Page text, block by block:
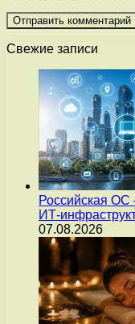
Свежие записи
Российская ОС
ИТ-
07.08.2026